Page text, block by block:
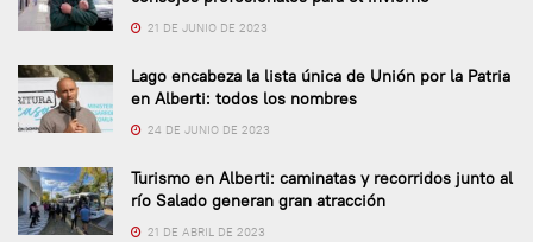
21 DE JUNIO DE 2023
Lago encabeza la lista única de Unión por la Patria
en Alberti: todos los nombres
24 DE JUNIO DE 2023
Turismo en Alberti: caminatas y recorridos junto al
río Salado generan gran atracción
21 DE ABRIL DE 2023